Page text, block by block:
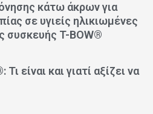
κάτω άκρων για
σε υγιείς ηλικιωμένες
συσκευής T-BOW®
είναι και γιατί αξίζει να